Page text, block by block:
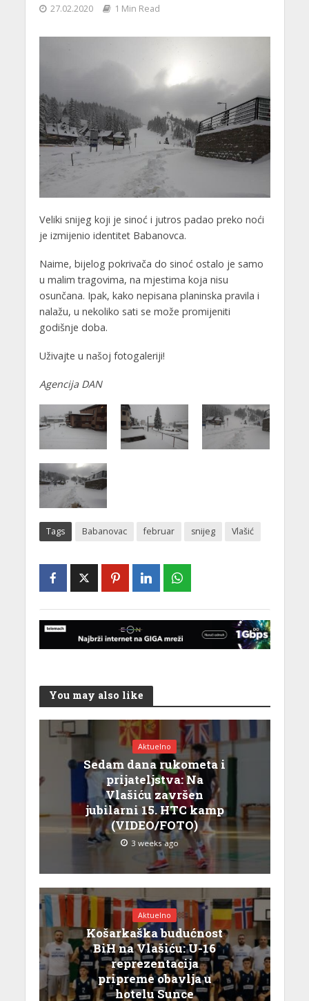
27.02.2020 1 Min Read
Veliki snijeg koji je sinoć i jutros padao preko noći
je izmijenio identitet Babanovca.
Naime, bijelog pokrivača do sinoć ostalo je samo
u malim tragovima, na mjestima koja nisu
osunčana. Ipak, kako nepisana planinska pravila i
nalažu, u nekoliko sati se može promijeniti
godišnje doba.
Uživajte u našoj fotogaleriji!
Agencija DAN
Tags Babanovac februar snijeg Vlašić
You may also like
Aktuelno
Sedam dana rukometa i
prijateljstva: Na
Vlašiću završen
jubilarni 15. HTC kamp
(VIDEO/FOTO)
3 weeks ago
Aktuelno
Košarkaška budućnost
BiH na Vlašiću: U-16
reprezentacija
pripreme obavlja u
hotelu Sunce